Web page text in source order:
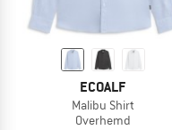
ECOALF
Malibu Shirt
Overhemd